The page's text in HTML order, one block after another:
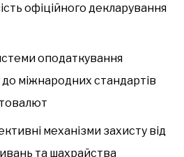
офіційного декларування
оподаткування
міжнародних стандартів
механізми захисту від
та шахрайства